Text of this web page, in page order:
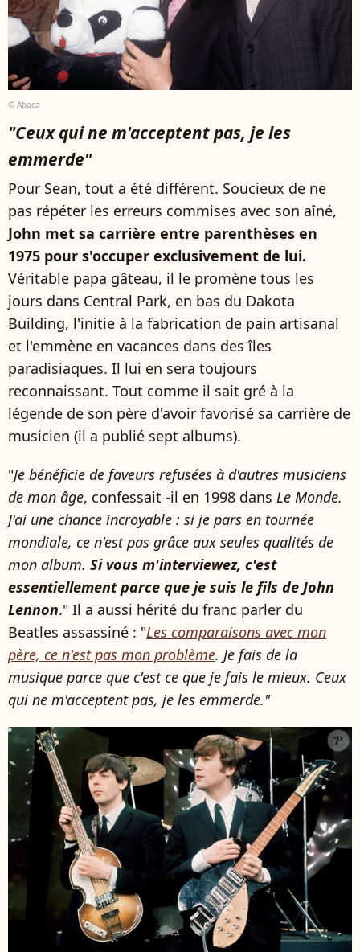
© Abaca
"Ceux qui ne m'acceptent pas, je les
emmerde"
Pour Sean, tout a été différent. Soucieux de ne
pas répéter les erreurs commises avec son aîné,
John met sa carrière entre parenthèses en
1975 pour s'occuper exclusivement de lui.
Véritable papa gâteau, il le promène tous les
jours dans Central Park, en bas du Dakota
Building, l'initie à la fabrication de pain artisanal
et l'emmène en vacances dans des îles
paradisiaques. Il lui en sera toujours
reconnaissant. Tout comme il sait gré à la
légende de son père d'avoir favorisé sa carrière de
musicien (il a publié sept albums).
"Je bénéficie de faveurs refusées à d'autres musiciens
de mon âge, confessait -il en 1998 dans Le Monde.
J'ai une chance incroyable : si je pars en tournée
mondiale, ce n'est pas grâce aux seules qualités de
mon album. Si vous m'interviewez, c'est
essentiellement parce que je suis le fils de John
Lennon." Il a aussi hérité du franc parler du
Beatles assassiné : "Les comparaisons avec mon
père, ce n'est pas mon problème. Je fais de la
musique parce que c'est ce que je fais le mieux. Ceux
qui ne m'acceptent pas, je les emmerde."